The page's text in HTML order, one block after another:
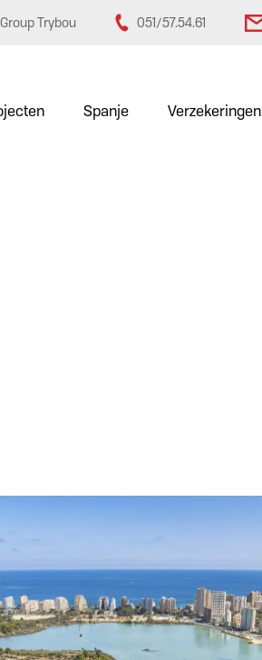
Group Trybou 051/57.54.61
Spanje Verzekeringen